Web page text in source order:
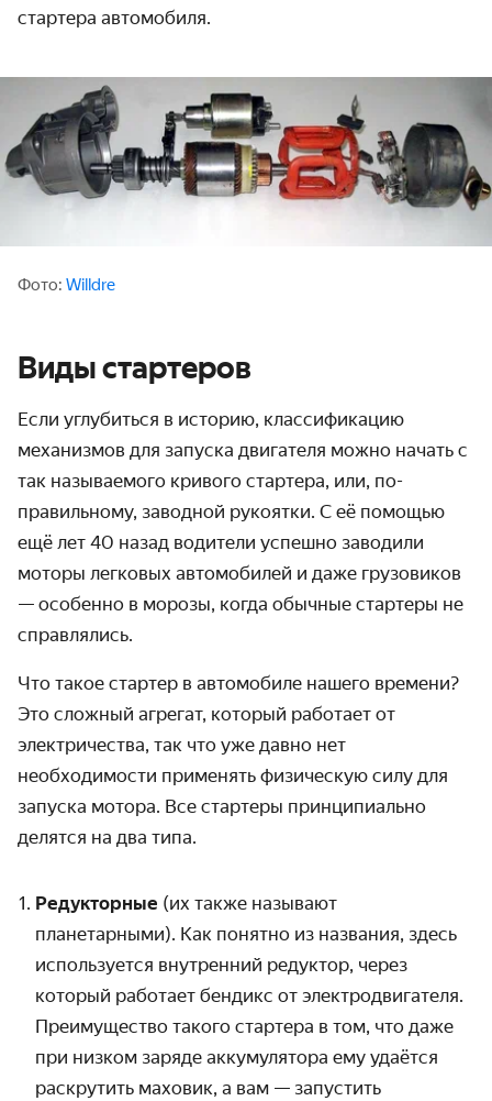
стартера автомобиля.
Фото: Willdre
Виды стартеров
Если углубиться в историю, классификацию
механизмов для запуска двигателя можно начать с
так называемого кривого стартера, или, по-
правильному, заводной рукоятки. С её помощью
ещё лет 40 назад водители успешно заводили
моторы легковых автомобилей и даже грузовиков
— особенно в морозы, когда обычные стартеры не
справлялись.
Что такое стартер в автомобиле нашего времени?
Это сложный агрегат, который работает от
электричества, так что уже давно нет
необходимости применять физическую силу для
запуска мотора. Все стартеры принципиально
делятся на два типа.
Редукторные (их также называют
планетарными). Как понятно из названия, здесь
используется внутренний редуктор, через
который работает бендикс от электродвигателя.
Преимущество такого стартера в том, что даже
при низком заряде аккумулятора ему удаётся
раскрутить маховик, а вам — запустить